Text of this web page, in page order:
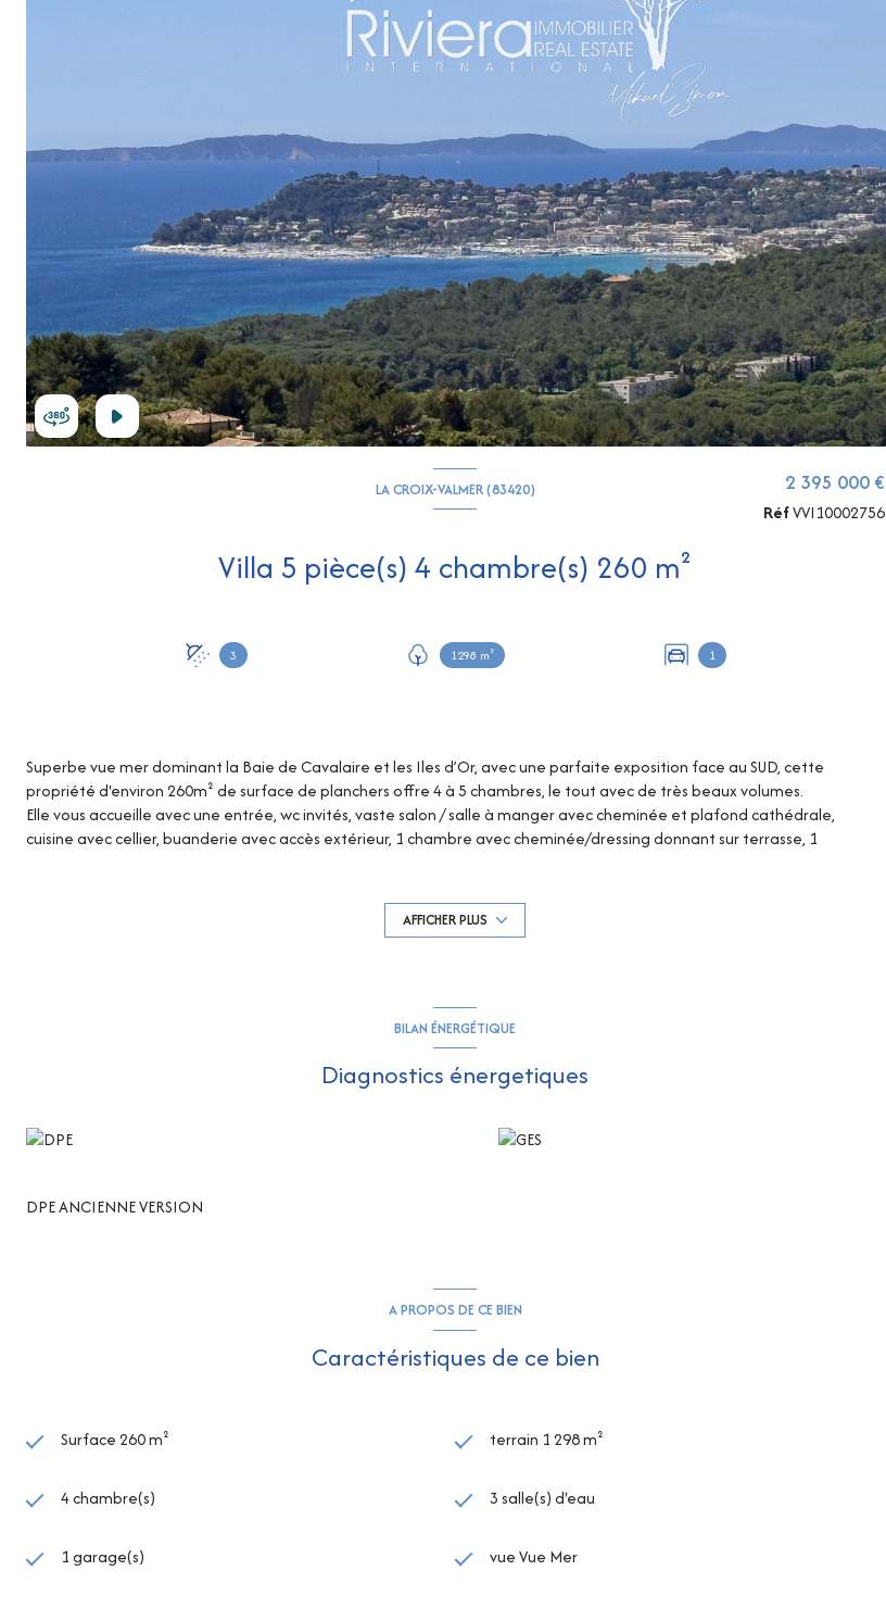
LA CROIX-VALMER (83420)
Villa 5 pièce(s) 4 chambre(s) 260 m²
3 1298 m² 1
2 395 000 €
RéfVVI10002756
Superbe vue mer dominant la Baie de Cavalaire et les Iles d’Or, avec une parfaite exposition face au SUD, cette
propriété d'environ 260m² de surface de planchers offre 4 à 5 chambres, le tout avec de très beaux volumes.
Elle vous accueille avec une entrée, wc invités, vaste salon / salle à manger avec cheminée et plafond cathédrale,
cuisine avec cellier, buanderie avec accès extérieur, 1 chambre avec cheminée/dressing donnant sur terrasse, 1
Au niveau inférieur, un appartement semi-indépendant (accès intérieur mais aussi un accès indépendant) vient
compléter ce bien, il comprend 1 chambre, salle de douche/wc, salon et terrasse.
places de parking ! Terrain de pétanque ! Très grand vide sanitaire avec cave, rangements et locaux techniques en
AFFICHER PLUS
BILAN ÉNERGÉTIQUE
Diagnostics énergetiques
DPE ANCIENNE VERSION
A PROPOS DE CE BIEN
Caractéristiques de ce bien
Surface 260 m² terrain 1 298 m²
4 chambre(s) 3 salle(s) d'eau
1 garage(s) vue Vue Mer